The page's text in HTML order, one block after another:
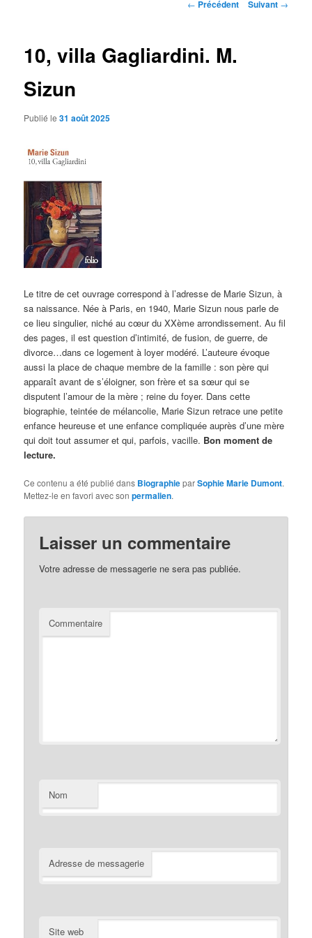
← Précédent Suivant →
10, villa Gagliardini. M.
Sizun
Publié le31 août 2025
Le titre de cet ouvrage correspond à l’adresse de Marie Sizun, à
sa naissance. Née à Paris, en 1940, Marie Sizun nous parle de
ce lieu singulier, niché au cœur du XXème arrondissement. Au fil
des pages, il est question d’intimité, de fusion, de guerre, de
divorce…dans ce logement à loyer modéré. L’auteure évoque
aussi la place de chaque membre de la famille : son père qui
apparaît avant de s’éloigner, son frère et sa sœur qui se
disputent l’amour de la mère ; reine du foyer. Dans cette
biographie, teintée de mélancolie, Marie Sizun retrace une petite
enfance heureuse et une enfance compliquée auprès d’une mère
qui doit tout assumer et qui, parfois, vacille. Bon moment de
lecture.
Ce contenu a été publié dans BiographieparSophie Marie Dumont.
Mettez-le en favori avec sonpermalien.
Laisser un commentaire
Votre adresse de messagerie ne sera pas publiée.
Commentaire
Nom
Adresse de messagerie
Site web